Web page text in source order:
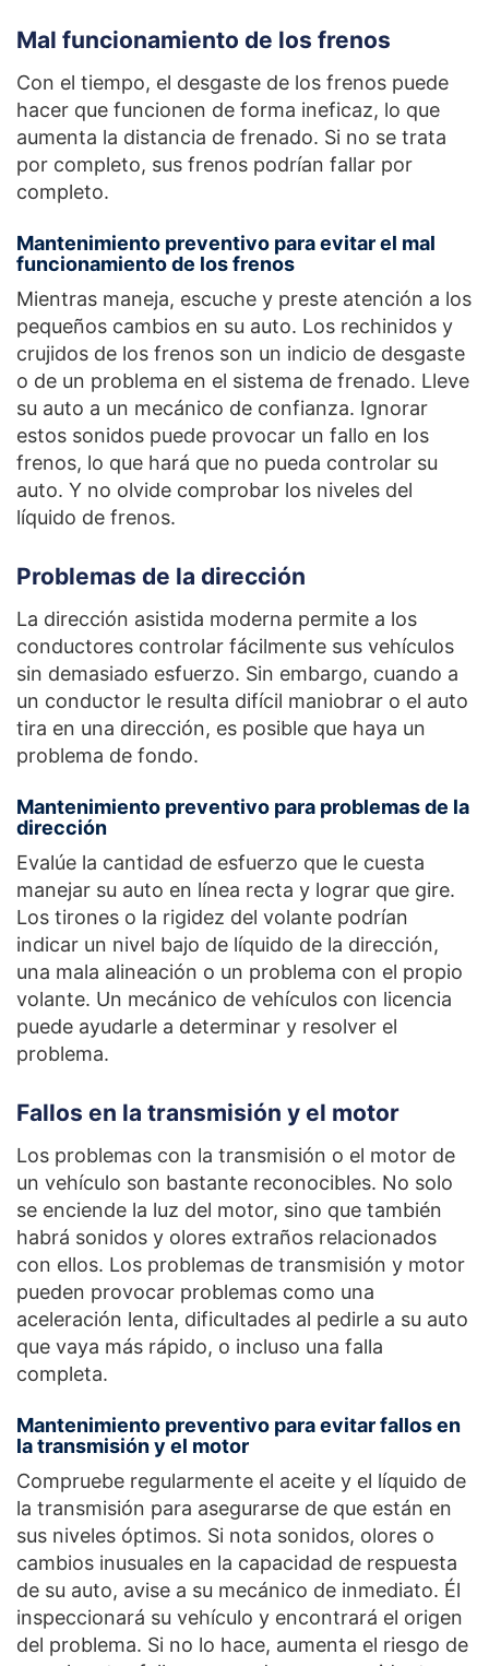
Mal funcionamiento de los frenos
Con el tiempo, el desgaste de los frenos puede
hacer que funcionen de forma ineficaz, lo que
aumenta la distancia de frenado. Si no se trata
por completo, sus frenos podrían fallar por
completo.
Mantenimiento preventivo para evitar el mal
funcionamiento de los frenos
Mientras maneja, escuche y preste atención a los
pequeños cambios en su auto. Los rechinidos y
crujidos de los frenos son un indicio de desgaste
o de un problema en el sistema de frenado. Lleve
su auto a un mecánico de confianza. Ignorar
estos sonidos puede provocar un fallo en los
frenos, lo que hará que no pueda controlar su
auto. Y no olvide comprobar los niveles del
líquido de frenos.
Problemas de la dirección
La dirección asistida moderna permite a los
conductores controlar fácilmente sus vehículos
sin demasiado esfuerzo. Sin embargo, cuando a
un conductor le resulta difícil maniobrar o el auto
tira en una dirección, es posible que haya un
problema de fondo.
Mantenimiento preventivo para problemas de la
dirección
Evalúe la cantidad de esfuerzo que le cuesta
manejar su auto en línea recta y lograr que gire.
Los tirones o la rigidez del volante podrían
indicar un nivel bajo de líquido de la dirección,
una mala alineación o un problema con el propio
volante. Un mecánico de vehículos con licencia
puede ayudarle a determinar y resolver el
problema.
Fallos en la transmisión y el motor
Los problemas con la transmisión o el motor de
un vehículo son bastante reconocibles. No solo
se enciende la luz del motor, sino que también
habrá sonidos y olores extraños relacionados
con ellos. Los problemas de transmisión y motor
pueden provocar problemas como una
aceleración lenta, dificultades al pedirle a su auto
que vaya más rápido, o incluso una falla
completa.
Mantenimiento preventivo para evitar fallos en
la transmisión y el motor
Compruebe regularmente el aceite y el líquido de
la transmisión para asegurarse de que están en
sus niveles óptimos. Si nota sonidos, olores o
cambios inusuales en la capacidad de respuesta
de su auto, avise a su mecánico de inmediato. Él
inspeccionará su vehículo y encontrará el origen
del problema. Si no lo hace, aumenta el riesgo de